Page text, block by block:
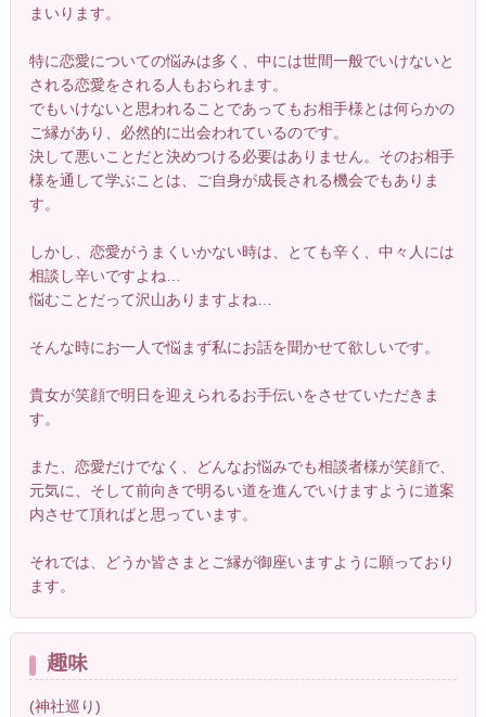
まいります。
特に恋愛についての悩みは多く、中には世間一般でいけないと
される恋愛をされる人もおられます。
でもいけないと思われることであってもお相手様とは何らかの
ご縁があり、必然的に出会われているのです。
決して悪いことだと決めつける必要はありません。そのお相手
様を通して学ぶことは、ご自身が成長される機会でもありま
す。
しかし、恋愛がうまくいかない時は、とても辛く、中々人には
相談し辛いですよね…
悩むことだって沢山ありますよね…
そんな時にお一人で悩まず私にお話を聞かせて欲しいです。
貴女が笑顔で明日を迎えられるお手伝いをさせていただきま
す。
また、恋愛だけでなく、どんなお悩みでも相談者様が笑顔で、
元気に、そして前向きで明るい道を進んでいけますように道案
内させて頂ればと思っています。
それでは、どうか皆さまとご縁が御座いますように願っており
ます。
趣味
(神社巡り)